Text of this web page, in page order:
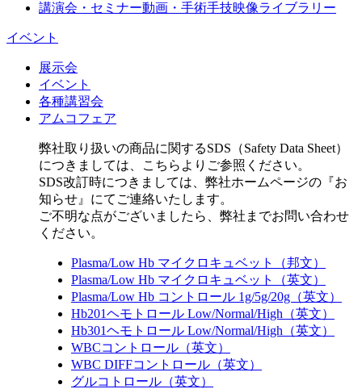
講演会・セミナー動画・手術手技映像ライブラリー
イベント
展示会
イベント
各種講習会
アムコフェア
弊社取り扱いの商品に関するSDS（Safety Data Sheet）
につきましては、こちらよりご参照ください。
SDS改訂時につきましては、弊社ホームページの『お
知らせ』にてご連絡いたします。
ご不明な点がございましたら、弊社までお問い合わせ
ください。
Plasma/Low Hb マイクロキュベット（邦文）
Plasma/Low Hb マイクロキュベット（英文）
Plasma/Low Hb コントロール 1g/5g/20g（英文）
Hb201ヘモトロール Low/Normal/High（英文）
Hb301ヘモトロール Low/Normal/High（英文）
WBCコントロール（英文）
WBC DIFFコントロール（英文）
グルコトロール（英文）